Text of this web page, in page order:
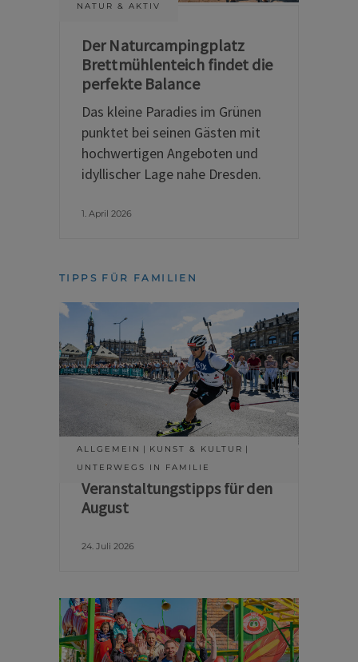
NATUR & AKTIV
Der Naturcampingplatz
Brettmühlenteich findet die
perfekte Balance
Das kleine Paradies im Grünen
punktet bei seinen Gästen mit
hochwertigen Angeboten und
idyllischer Lage nahe Dresden.
1. April 2026
TIPPS FÜR FAMILIEN
ALLGEMEIN
KUNST & KULTUR
UNTERWEGS IN FAMILIE
Veranstaltungstipps für den
August
24. Juli 2026